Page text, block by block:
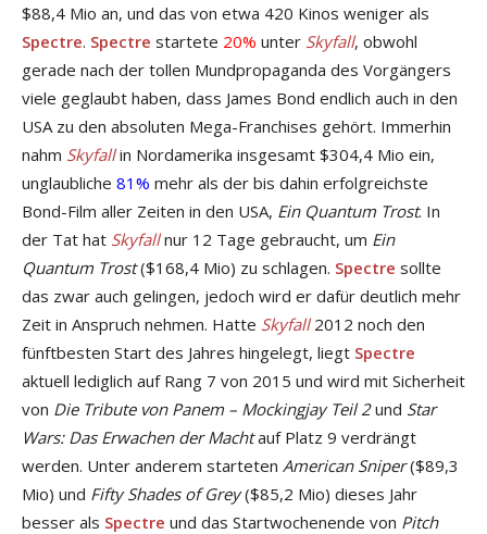
$88,4 Mio an, und das von etwa 420 Kinos weniger als
Spectre. Spectre startete 20% unter Skyfall, obwohl
gerade nach der tollen Mundpropaganda des Vorgängers
viele geglaubt haben, dass James Bond endlich auch in den
USA zu den absoluten Mega-Franchises gehört. Immerhin
nahm Skyfallin Nordamerika insgesamt $304,4 Mio ein,
unglaubliche 81% mehr als der bis dahin erfolgreichste
Bond-Film aller Zeiten in den USA, Ein Quantum Trost. In
der Tat hat Skyfallnur 12 Tage gebraucht, um Ein
Quantum Trost($168,4 Mio) zu schlagen. Spectre sollte
das zwar auch gelingen, jedoch wird er dafür deutlich mehr
Zeit in Anspruch nehmen. Hatte Skyfall2012 noch den
fünftbesten Start des Jahres hingelegt, liegt Spectre
aktuell lediglich auf Rang 7 von 2015 und wird mit Sicherheit
von Die Tribute von Panem – Mockingjay Teil 2und Star
Wars: Das Erwachen der Machtauf Platz 9 verdrängt
werden. Unter anderem starteten American Sniper($89,3
Mio) und Fifty Shades of Grey($85,2 Mio) dieses Jahr
besser als Spectre und das Startwochenende von Pitch